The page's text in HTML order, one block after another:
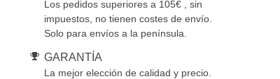
Los pedidos superiores a 105€ , sin
impuestos, no tienen costes de envío.
Solo para envíos a la península.
GARANTÍA
La mejor elección de calidad y precio.